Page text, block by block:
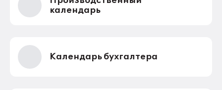
календарь
Календарь бухгалтера